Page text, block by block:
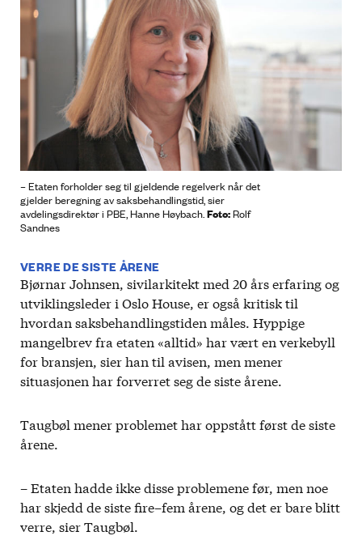
– Etaten forholder seg til gjeldende regelverk når det
gjelder beregning av saksbehandlingstid, sier
avdelingsdirektør i PBE, Hanne Høybach.Foto:Rolf
Sandnes
VERRE DE SISTE ÅRENE
Bjørnar Johnsen, sivilarkitekt med 20 års erfaring og
utviklingsleder i Oslo House, er også kritisk til
hvordan saksbehandlingstiden måles. Hyppige
mangelbrev fra etaten «alltid» har vært en verkebyll
for bransjen, sier han til avisen, men mener
situasjonen har forverret seg de siste årene.
Taugbøl mener problemet har oppstått først de siste
årene.
– Etaten hadde ikke disse problemene før, men noe
har skjedd de siste fire–fem årene, og det er bare blitt
verre, sier Taugbøl.